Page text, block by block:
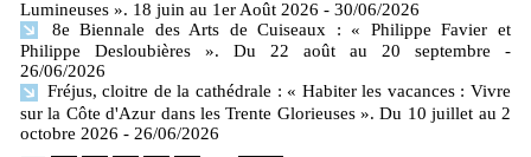
Lumineuses ». 18 juin au 1er Août 2026 - 30/06/2026
8e Biennale des Arts de Cuiseaux : « Philippe Favier et
Philippe Desloubières ». Du 22 août au 20 septembre
-
26/06/2026
Fréjus, cloitre de la cathédrale : « Habiter les vacances : Vivre
sur la Côte d'Azur dans les Trente Glorieuses ». Du 10 juillet au 2
octobre 2026 - 26/06/2026